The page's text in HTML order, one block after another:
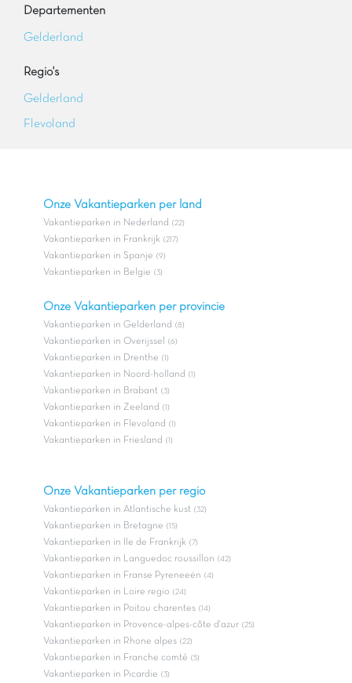
Departementen
Gelderland
Regio's
Gelderland
Flevoland
Onze Vakantieparken per land
Vakantieparken in Nederland (22)
Vakantieparken in Frankrijk (217)
Vakantieparken in Spanje (9)
Vakantieparken in Belgie (3)
Onze Vakantieparken per provincie
Vakantieparken in Gelderland (8)
Vakantieparken in Overijssel (6)
Vakantieparken in Drenthe (1)
Vakantieparken in Noord-holland (1)
Vakantieparken in Brabant (3)
Vakantieparken in Zeeland (1)
Vakantieparken in Flevoland (1)
Vakantieparken in Friesland (1)
Onze Vakantieparken per regio
Vakantieparken in Atlantische kust (32)
Vakantieparken in Bretagne (15)
Vakantieparken in Ile de Frankrijk (7)
Vakantieparken in Languedoc roussillon (42)
Vakantieparken in Franse Pyreneeën (4)
Vakantieparken in Loire regio (24)
Vakantieparken in Poitou charentes (14)
Vakantieparken in Provence-alpes-côte d'azur (25)
Vakantieparken in Rhone alpes (22)
Vakantieparken in Franche comté (5)
Vakantieparken in Picardie (3)